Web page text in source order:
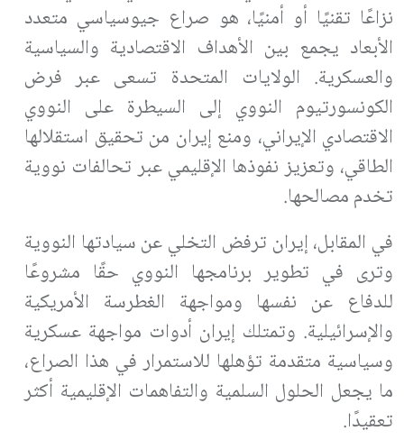
نزاعًا تقنيًا أو أمنيًا، هو صراع جيوسياسي متعدد
الأبعاد يجمع بين الأهداف الاقتصادية والسياسية
والعسكرية. الولايات المتحدة تسعى عبر فرض
الكونسورتيوم النووي إلى السيطرة على النووي
الاقتصادي الإيراني، ومنع إيران من تحقيق استقلالها
الطاقي، وتعزيز نفوذها الإقليمي عبر تحالفات نووية
تخدم مصالحها.
في المقابل، إيران ترفض التخلي عن سيادتها النووية
وترى في تطوير برنامجها النووي حقًا مشروعًا
للدفاع عن نفسها ومواجهة الغطرسة الأمريكية
والإسرائيلية. وتمتلك إيران أدوات مواجهة عسكرية
وسياسية متقدمة تؤهلها للاستمرار في هذا الصراع،
ما يجعل الحلول السلمية والتفاهمات الإقليمية أكثر
تعقيدًا.